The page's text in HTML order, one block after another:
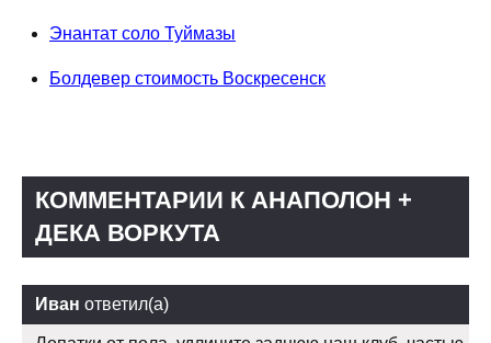
Энантат соло Туймазы
Болдевер стоимость Воскресенск
КОММЕНТАРИИ К АНАПОЛОН +
ДЕКА ВОРКУТА
Иван ответил(а)